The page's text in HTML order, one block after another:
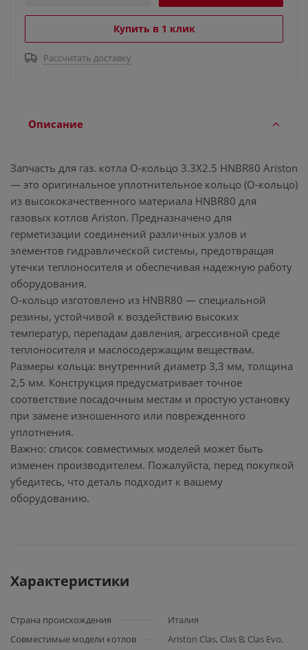
Купить в 1 клик
Рассчитать доставку
Описание
Запчасть для газ. котла О-кольцо 3.3X2.5 HNBR80 Ariston
— это оригинальное уплотнительное кольцо (O-кольцо)
из высококачественного материала HNBR80 для
газовых котлов Ariston. Предназначено для
герметизации соединений различных узлов и
элементов гидравлической системы, предотвращая
утечки теплоносителя и обеспечивая надежную работу
оборудования.
О-кольцо изготовлено из HNBR80 — специальной
резины, устойчивой к воздействию высоких
температур, перепадам давления, агрессивной среде
теплоносителя и маслосодержащим веществам.
Размеры кольца: внутренний диаметр 3,3 мм, толщина
2,5 мм. Конструкция предусматривает точное
соответствие посадочным местам и простую установку
при замене изношенного или поврежденного
уплотнения.
Важно: список совместимых моделей может быть
изменен производителем. Пожалуйста, перед покупкой
убедитесь, что деталь подходит к вашему
оборудованию.
Характеристики
Страна происхождения
Италия
Совместимые модели котлов
Ariston Clas, Clas B, Clas Evo,